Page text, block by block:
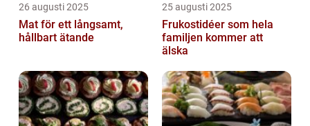
26 augusti 2025
Mat för ett långsamt,
hållbart ätande
25 augusti 2025
Frukostidéer som hela
familjen kommer att
älska